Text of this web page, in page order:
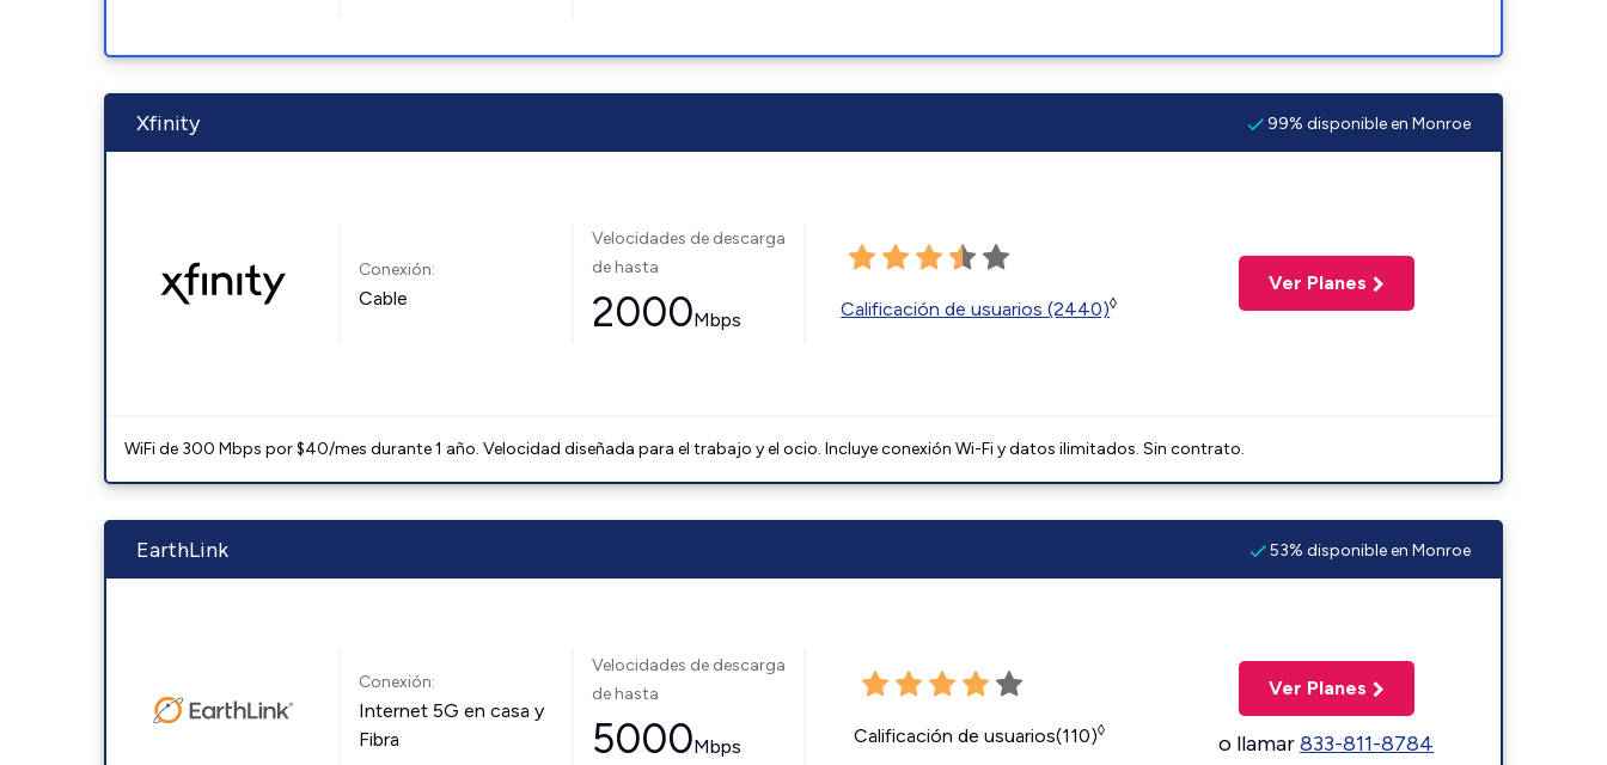
Xfinity 99% disponible en Monroe
Conexión:
Cable
Velocidades de descarga
de hasta
2000Mbps Calificación de usuarios (2440)◊
Ver Planes
WiFi de 300 Mbps por $40/mes durante 1 año. Velocidad diseñada para el trabajo y el ocio. Incluye conexión Wi-Fi y datos ilimitados. Sin contrato.
EarthLink 53% disponible en Monroe
Conexión:
Internet 5G en casa y
Fibra
Velocidades de descarga
de hasta
5000Mbps Calificación de usuarios(110)◊
Ver Planes
o llamar833-811-8784